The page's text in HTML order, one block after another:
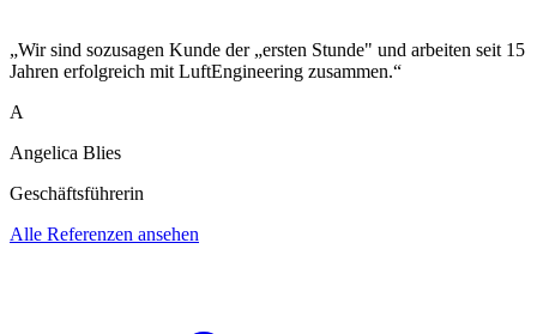
„Wir sind sozusagen Kunde der „ersten Stunde" und arbeiten seit 15
Jahren erfolgreich mit LuftEngineering zusammen.“
A
Angelica Blies
Geschäftsführerin
Alle Referenzen ansehen